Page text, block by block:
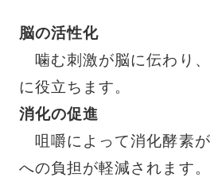
脳の活性化
噛む刺激が脳に伝わり
に役立ちます。
消化の促進
咀嚼によって消化酵素
への負担が軽減されます。